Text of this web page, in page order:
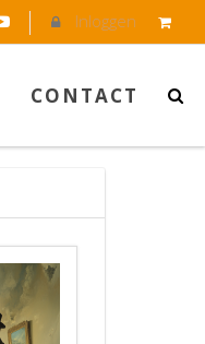
Inloggen
CONTACT